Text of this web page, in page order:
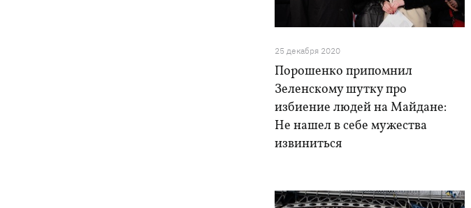
25 декабря 2020
Порошенко припомнил
Зеленскому шутку про
избиение людей на Майдане:
Не нашел в себе мужества
извиниться